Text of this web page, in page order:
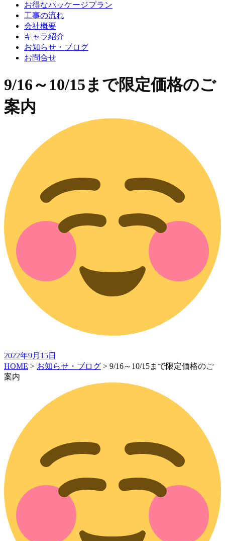
お得なパッケージプラン
工事の流れ
会社概要
キャラ紹介
お知らせ・ブログ
お問合せ
9/16～10/15まで限定価格のご
案内
2022年9月15日
HOME > お知らせ・ブログ > 9/16～10/15まで限定価格のご
案内